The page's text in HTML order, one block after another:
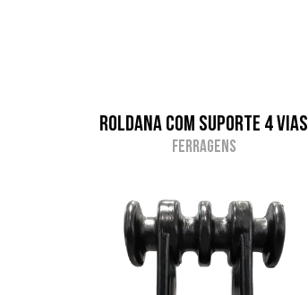
Roldana com suporte 4 Vias
Ferragens